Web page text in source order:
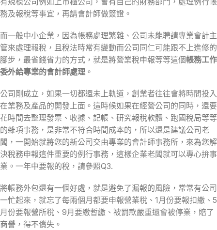
務及報稅等事宜，再請會計師做簽證。
而一般中小企業，因為帳務處理繁雜、公司未能聘請專業會計主
管來處理報稅，且稅法時常有變動而公司同仁可能跟不上進修的
腳步，最省錢省力的方式，就是將營業稅申報等等這個帳務工作
委外給專業的會計師處理 。
公司剛成立，如果一切都還未上軌道，創業者往往會將時間投入
在業務及產品的開發上面。這時候如果在經營公司的同時，還要
花時間去整理發票、收據、記帳、研究報稅軟體、跑國稅局等等
的雜項事務，是非常不符合時間成本的，所以還是建議公司老
闆，一開始就將您的新公司交由專業的會計師事務所，來為您解
決稅務申報這件重要的例行事務，這樣企業老闆就可以專心拚事
業。一年中要報的稅，請參照Q3.
將帳務外包還有一個好處，就是避免了漏報的風險，常常有公司
一忙起來，就忘了每兩個月都要申報營業稅、1月份要報扣繳、5
月份要報營所稅、9月要繳暫繳、被罰款嚴重還會被停業，賠了
商譽，得不償失。